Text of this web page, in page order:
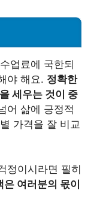
업료에 국한되
야 해요. 정확한
세우는 것이 중
어 삶에 긍정적
가격을 잘 비교
정이시라면 필히
은 여러분의 몫이